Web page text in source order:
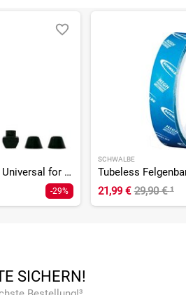
Tubeless Valve Kit V2 Universal for MTB & Road
-29%
SCHWALBE
21,99 € 29,90 €¹
SICHERN!